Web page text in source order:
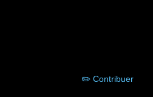
✏️ Contribuer